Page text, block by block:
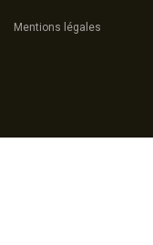
Mentions légales